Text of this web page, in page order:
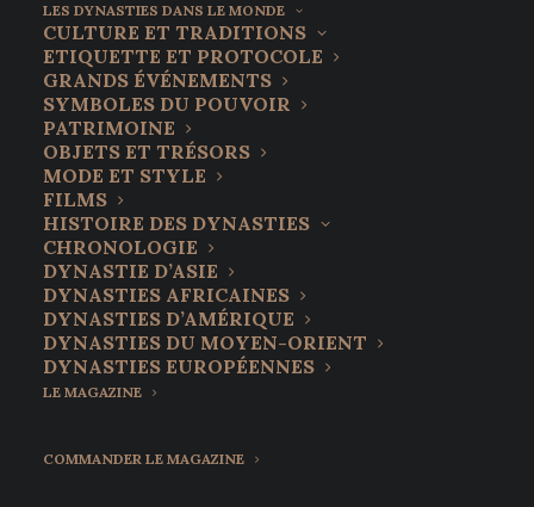
LES DYNASTIES DANS LE MONDE
CULTURE ET TRADITIONS
ETIQUETTE ET PROTOCOLE
GRANDS ÉVÉNEMENTS
SYMBOLES DU POUVOIR
PATRIMOINE
OBJETS ET TRÉSORS
MODE ET STYLE
FILMS
HISTOIRE DES DYNASTIES
CHRONOLOGIE
DYNASTIE D’ASIE
DYNASTIES AFRICAINES
DYNASTIES D’AMÉRIQUE
DYNASTIES DU MOYEN-ORIENT
DYNASTIES EUROPÉENNES
LE MAGAZINE
COMMANDER LE MAGAZINE
Les Strauss, les kaisers
de la valse
8 juin 2022